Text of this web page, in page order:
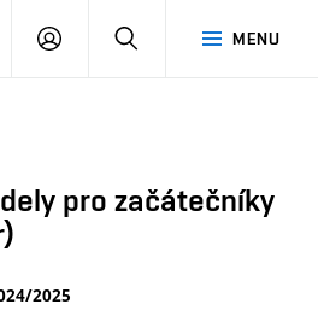
MENU
PŘIHLÁSIT
pro začátečníky
2025